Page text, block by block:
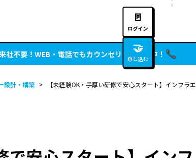
🚪
ログイン
🤝
申し込む
社不要！WEB・電話でもカウンセリング実施中！
設計・構築 > 【未経験OK・手厚い研修で安心スタート】インフ